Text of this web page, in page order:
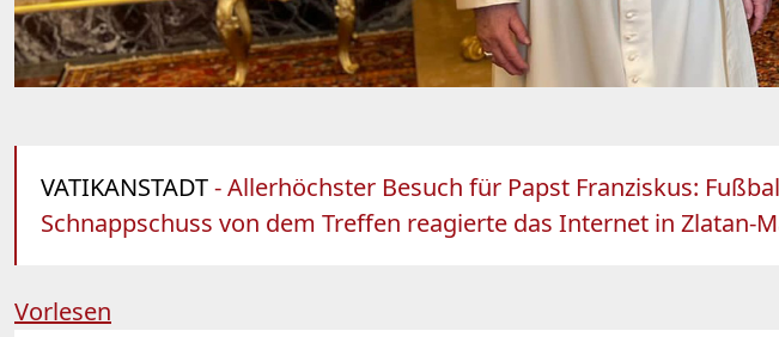
VATIKANSTADT- Allerhöchster Besuch für Papst Franziskus:
Schnappschuss von dem Treffen reagierte das Internet in
Vorlesen